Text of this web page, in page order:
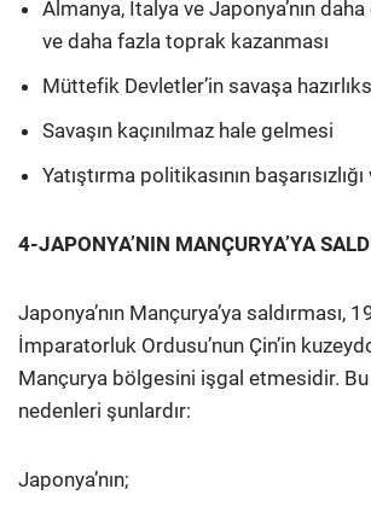
Almanya, İtalya ve Japonya’nın
ve daha fazla toprak kazanması
Müttefik Devletler’in savaşa
Savaşın kaçınılmaz hale gelmesi
Yatıştırma politikasının
4-JAPONYA’NIN MANÇURYA’YA
Japonya’nın Mançurya’ya saldırması,
İmparatorluk Ordusu’nun Çin’in
Mançurya bölgesini işgal etmesidir. Bu
nedenleri şunlardır:
Japonya’nın;